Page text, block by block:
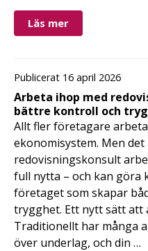
Läs mer
Publicerat 16 april 2026
Arbeta ihop med
bättre kontroll och
Allt fler företagare
ekonomisystem. Men
redovisningskonsult
full nytta – och kan göra
företaget som skapar
trygghet. Ett nytt sätt att
Traditionellt har många
över underlag, och din …